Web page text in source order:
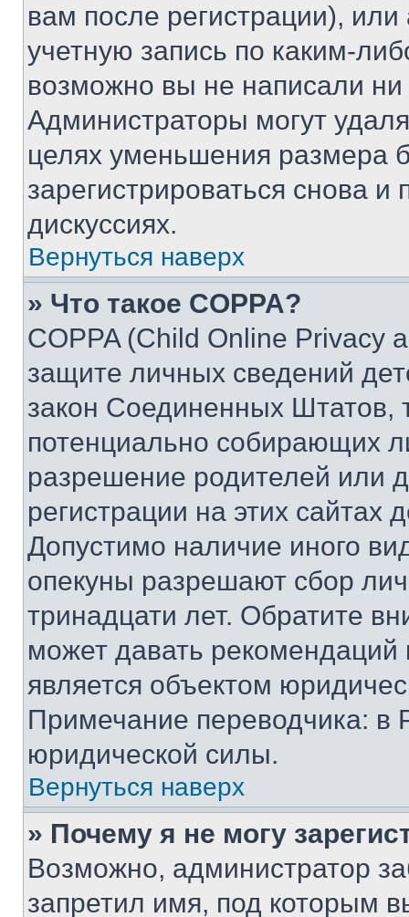
вам после регистрации),
учетную запись по каким-
возможно вы не написали
Администраторы могут
целях уменьшения размера
зарегистрироваться снова и
дискуссиях.
Вернуться наверх
» Что такое COPPA?
COPPA (Child Online Privacy
защите личных сведений
закон Соединенных Штатов,
потенциально собирающих
разрешение родителей или
регистрации на этих сайтах
Допустимо наличие иного
опекуны разрешают сбор
тринадцати лет. Обратите
может давать
является объектом
Примечание переводчика: в
юридической силы.
Вернуться наверх
» Почему я не могу
Возможно, администратор
запретил имя, под которым